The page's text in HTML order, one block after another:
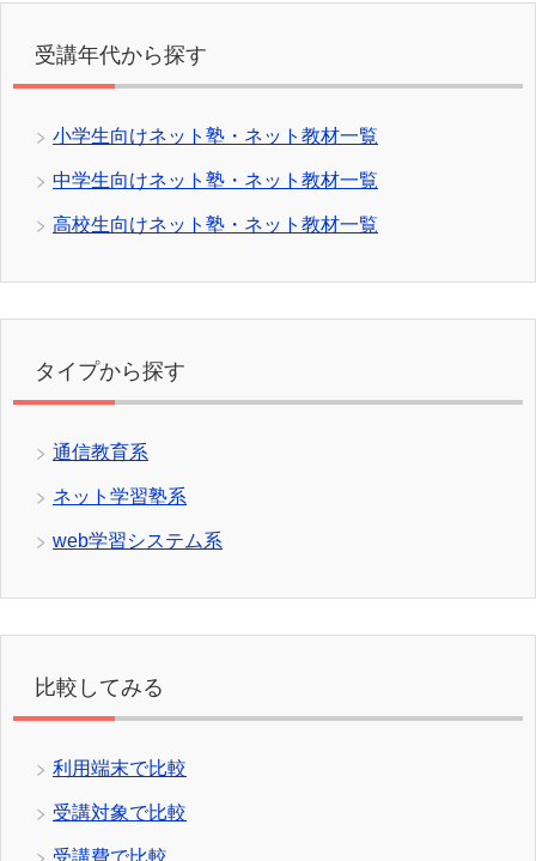
受講年代から探す
小学生向けネット塾・ネット教材一覧
中学生向けネット塾・ネット教材一覧
高校生向けネット塾・ネット教材一覧
タイプから探す
通信教育系
ネット学習塾系
web学習システム系
比較してみる
利用端末で比較
受講対象で比較